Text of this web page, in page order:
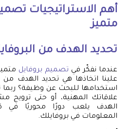
أهم الاستراتيجيات
متميز
تحديد الهدف من
عندما نفكّر في تصميم بروفايل
علينا اتخاذها هي تحديد الهدف من
استخدامها للبحث عن وظيفة؟
علاقاتك المهنية، أو حتى ترويج
الهدف يلعب دورًا محوريًا في
المعلومات في بروفايلك.